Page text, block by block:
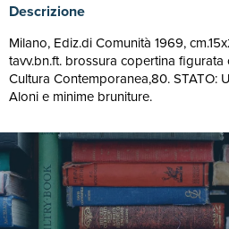
Descrizione
Milano, Ediz.di Comunità 1969,
tavv.bn.ft. brossura copertina
Cultura Contemporanea,80. STATO:
Aloni e minime bruniture.